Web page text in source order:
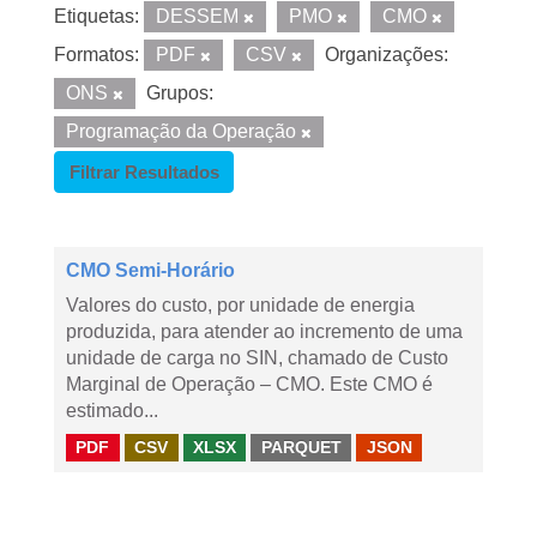
Etiquetas: DESSEM PMO
CMO
Formatos:
PDF CSV
Organizações:
ONS
Grupos:
Programação da Operação
Filtrar Resultados
CMO Semi-Horário
Valores do custo, por unidade de energia
produzida, para atender ao incremento de uma
unidade de carga no SIN, chamado de Custo
Marginal de Operação – CMO. Este CMO é
estimado...
PDF CSV XLSX PARQUET JSON